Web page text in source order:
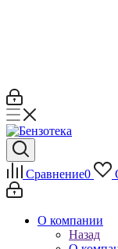
Сравнение0
О компании
Назад